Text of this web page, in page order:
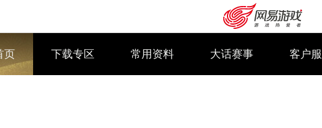
页 下载专区 常用资料 大话赛事 客户